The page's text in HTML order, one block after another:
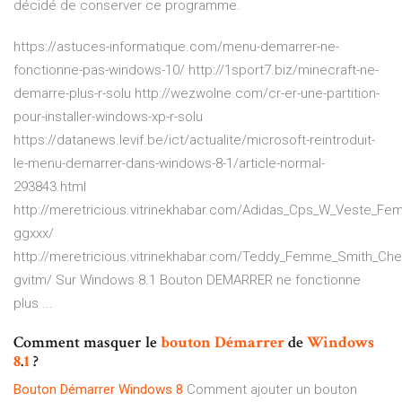
décidé de conserver ce programme.
https://astuces-informatique.com/menu-demarrer-ne-
fonctionne-pas-windows-10/ http://1sport7.biz/minecraft-ne-
demarre-plus-r-solu http://wezwolne.com/cr-er-une-partition-
pour-installer-windows-xp-r-solu
https://datanews.levif.be/ict/actualite/microsoft-reintroduit-
le-menu-demarrer-dans-windows-8-1/article-normal-
293843.html
http://meretricious.vitrinekhabar.com/
ggxxx/
http://meretricious.vitrinekhabar.com/
gvitm/ Sur Windows 8.1 Bouton DEMARRER ne fonctionne
plus ...
Comment masquer leboutonDémarrerdeWindows
8.1 ?
Bouton Démarrer Windows 8 Comment ajouter un bouton